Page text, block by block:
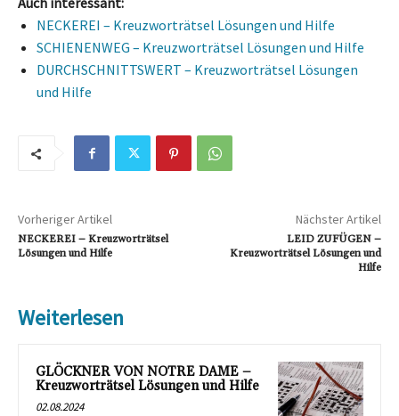
NECKEREI – Kreuzworträtsel Lösungen und Hilfe
SCHIENENWEG – Kreuzworträtsel Lösungen und Hilfe
DURCHSCHNITTSWERT – Kreuzworträtsel Lösungen
und Hilfe
Vorheriger Artikel
NECKEREI – Kreuzworträtsel
Lösungen und Hilfe
Nächster Artikel
LEID ZUFÜGEN –
Kreuzworträtsel Lösungen und
Hilfe
Weiterlesen
GLÖCKNER VON NOTRE DAME –
Kreuzworträtsel Lösungen und Hilfe
02.08.2024